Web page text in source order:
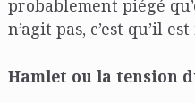
probablement piégé
n’agit pas, c’est qu’il
Hamlet ou la tension